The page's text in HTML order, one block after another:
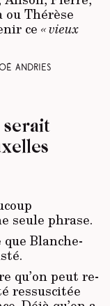
Thérèse
ce « vieux
Andries
seule phrase.
Blanche-
qu’on peut re-
ressuscitée